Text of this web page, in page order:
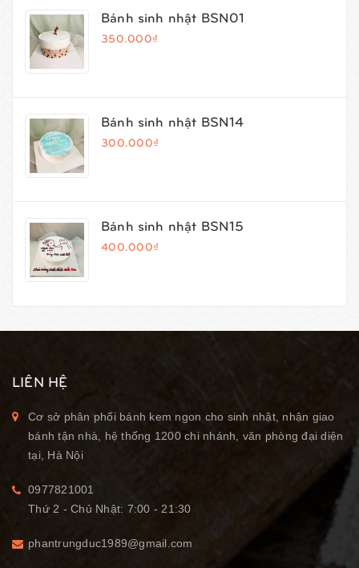
Bánh sinh nhật BSN01
350.000₫
Bánh sinh nhật BSN14
300.000₫
Bánh sinh nhật BSN15
400.000₫
LIÊN HỆ
Cơ sở phân phối bánh kem ngon cho sinh nhật, nhận giao
bánh tận nhà, hệ thống 1200 chi nhánh, văn phòng đại diện
tại, Hà Nội
0977821001
Thứ 2 - Chủ Nhật: 7:00 - 21:30
phantrungduc1989@gmail.com